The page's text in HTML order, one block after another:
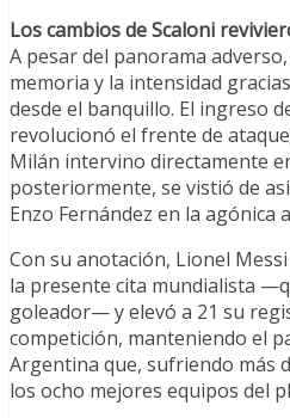
Los cambios de Scaloni
A pesar del panorama
memoria y la intensidad
desde el banquillo. El ingreso
revolucionó el frente de
Milán intervino directamente
posteriormente, se vistió de
Enzo Fernández en la agónica
Con su anotación, Lionel
la presente cita mundialista
goleador— y elevó a 21 su
competición, manteniendo el
Argentina que, sufriendo más
los ocho mejores equipos del